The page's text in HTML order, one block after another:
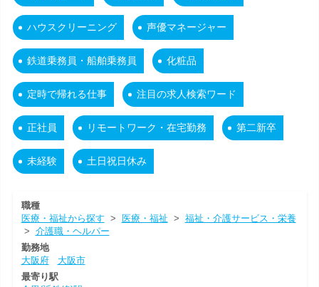
ハウスクリーニング 声優マネージャー
鉄道乗務員・船舶乗務員 化粧品
定時で帰れる仕事 注目の求人検索ワード
正社員 リモートワーク・在宅勤務 第二新卒
未経験 土日祝日休み
職種
医療・福祉から探す > 医療・福祉 > 福祉・介護サービス・栄養
> 介護職・ヘルパー
勤務地
大阪府
大阪市
最寄り駅